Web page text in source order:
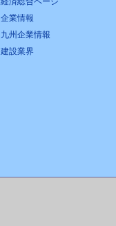
企業情報
九州企業情報
建設業界